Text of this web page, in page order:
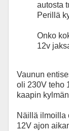
autosta
Perillä
Onko
12v
Vaunun
oli 230V teho
kaapin
Näillä ilmoilla
12V ajon